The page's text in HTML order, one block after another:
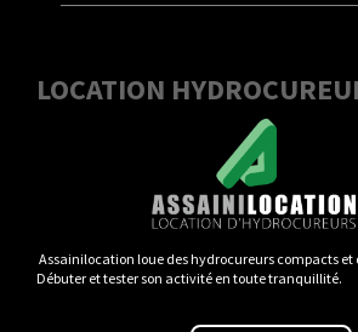
LOCATION
Assainilocation loue des hydrocureurs compacts et
Débuter et tester son activité en toute tranquillité.